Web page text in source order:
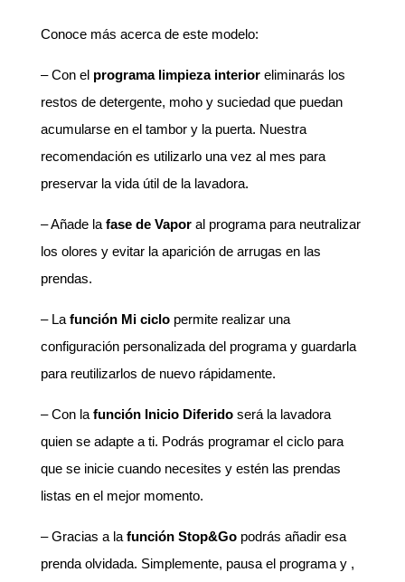
Conoce más acerca de este modelo:
– Con el programa limpieza interioreliminarás los
restos de detergente, moho y suciedad que puedan
acumularse en el tambor y la puerta. Nuestra
recomendación es utilizarlo una vez al mes para
preservar la vida útil de la lavadora.
– Añade la fase de Vaporal programa para neutralizar
los olores y evitar la aparición de arrugas en las
prendas.
– La función Mi ciclopermite realizar una
configuración personalizada del programa y guardarla
para reutilizarlos de nuevo rápidamente.
– Con la función Inicio Diferidoserá la lavadora
quien se adapte a ti. Podrás programar el ciclo para
que se inicie cuando necesites y estén las prendas
listas en el mejor momento.
– Gracias a la función Stop&Gopodrás añadir esa
prenda olvidada. Simplemente, pausa el programa y ,